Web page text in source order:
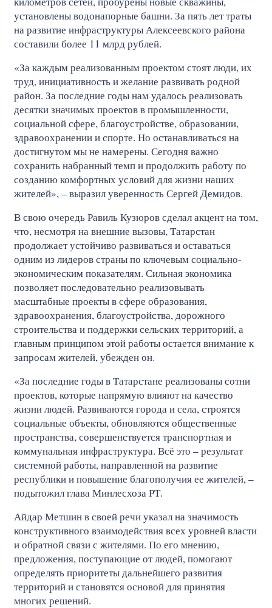
установлены водонапорные башни. За пять лет траты
на развитие инфраструктуры Алексеевского района
составили более 11 млрд рублей.
«За каждым реализованным проектом стоят люди, их
труд, инициативность и желание развивать родной
район. За последние годы нам удалось реализовать
десятки значимых проектов в промышленности,
социальной сфере, благоустройстве, образовании,
здравоохранении и спорте. Но останавливаться на
достигнутом мы не намерены. Сегодня важно
сохранить набранный темп и продолжить работу по
созданию комфортных условий для жизни наших
жителей», – выразил уверенность Сергей Демидов.
В свою очередь Равиль Кузюров сделал акцент на том,
что, несмотря на внешние вызовы, Татарстан
продолжает устойчиво развиваться и оставаться
одним из лидеров страны по ключевым социально-
экономическим показателям. Сильная экономика
позволяет последовательно реализовывать
масштабные проекты в сфере образования,
здравоохранения, благоустройства, дорожного
строительства и поддержки сельских территорий, а
главным принципом этой работы остается внимание к
запросам жителей, убежден он.
«За последние годы в Татарстане реализованы сотни
проектов, которые напрямую влияют на качество
жизни людей. Развиваются города и села, строятся
социальные объекты, обновляются общественные
пространства, совершенствуется транспортная и
коммунальная инфраструктура. Всё это – результат
системной работы, направленной на развитие
республики и повышение благополучия ее жителей, –
подытожил глава Минлесхоза РТ.
Айдар Метшин в своей речи указал на значимость
конструктивного взаимодействия всех уровней власти
и обратной связи с жителями. По его мнению,
предложения, поступающие от людей, помогают
определять приоритеты дальнейшего развития
территорий и становятся основой для принятия
многих решений.